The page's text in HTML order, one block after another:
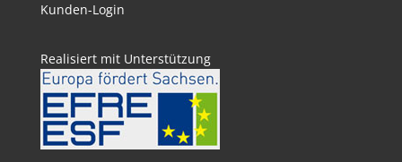
Kunden-Login
Realisiert mit Unterstützung